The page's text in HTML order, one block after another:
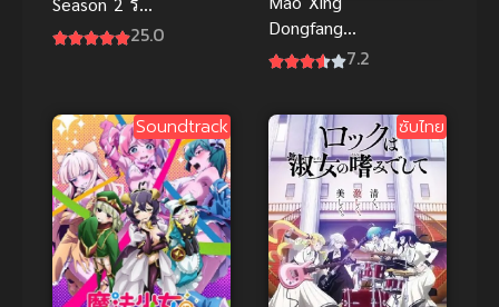
ทชีวิต ฝ่า 25.0
Dongfang
(Cat God)7.2
Soundtrack ซับไทย